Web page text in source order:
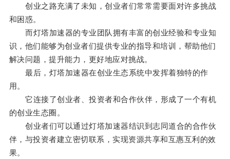
创业之路充满了未知，创业者们常常需要面对许多挑战
和困惑。
而灯塔加速器的专业团队拥有丰富的创业经验和专业知
识，他们能够为创业者们提供专业的指导和培训，帮助他们
解决问题，提升能力，更好地应对挑战。
最后，灯塔加速器在创业生态系统中发挥着独特的作
用。
它连接了创业者、投资者和合作伙伴，形成了一个有机
的创业生态圈。
创业者们可以通过灯塔加速器结识到志同道合的合作伙
伴，与投资者建立密切联系，实现资源共享和互惠互利的效
果。